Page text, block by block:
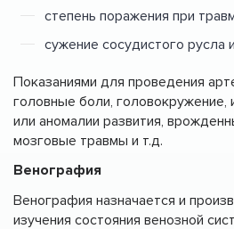
степень поражения при
сужение сосудистого русла
Показаниями для проведения
головные боли, головокружение,
или аномалии развития,
мозговые травмы и т.д.
Венография
Венография назначается и
изучения состояния венозной